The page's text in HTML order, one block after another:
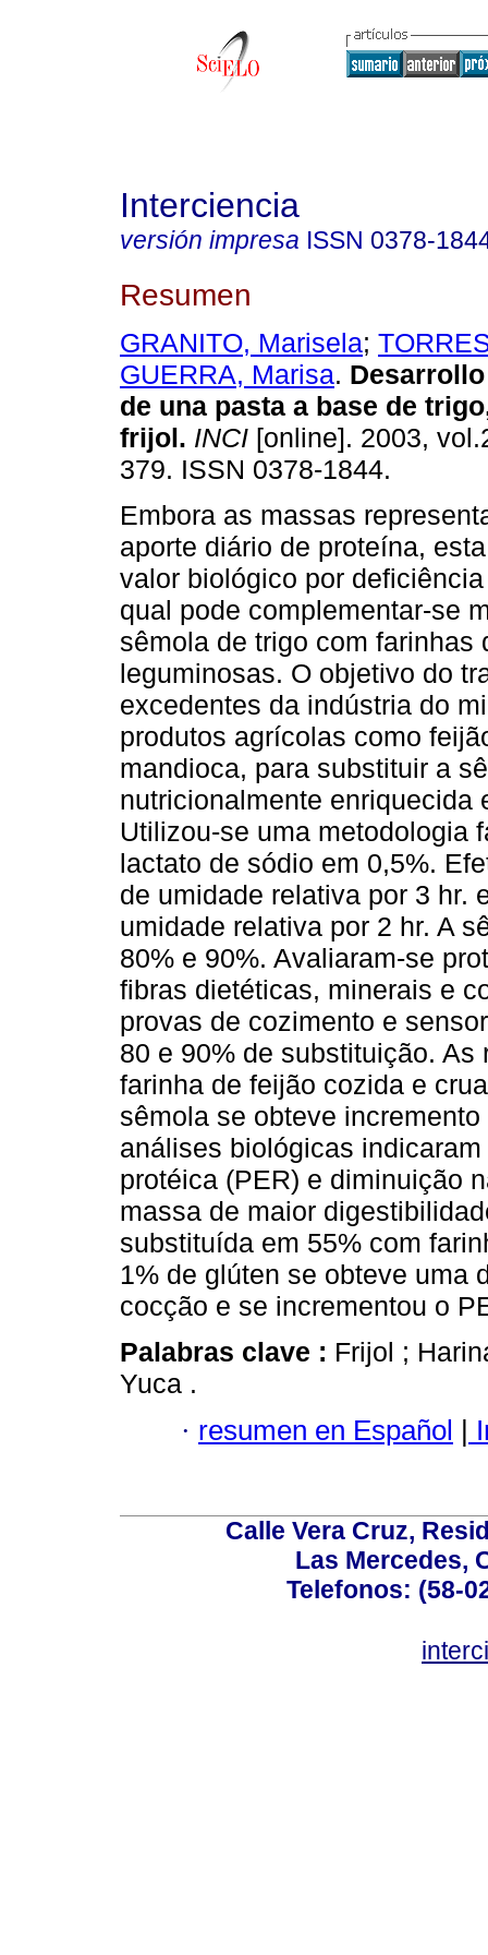
Interciencia
versión impresa ISSN 0378-
Resumen
GRANITO, Marisela;
GUERRA, Marisa.
de una pasta a base de
frijol. INCI [online]. 2003,
379. ISSN 0378-1844.
Embora as massas
aporte diário de proteína,
valor biológico por
qual pode complementar-se
sêmola de trigo com farinhas
leguminosas. O objetivo do
excedentes da indústria do
produtos agrícolas como
mandioca, para substituir a
nutricionalmente enriquecida
Utilizou-se uma metodologia
lactato de sódio em 0,5%.
de umidade relativa por 3 hr.
umidade relativa por 2 hr. A
80% e 90%. Avaliaram-se
fibras dietéticas, minerais e
provas de cozimento e
80 e 90% de substituição.
farinha de feijão cozida e
sêmola se obteve
análises biológicas
protéica (PER) e diminuição
massa de maior
substituída em 55% com
1% de glúten se obteve uma
cocção e se incrementou o
Palabras clave : Frijol ;
Yuca .
· resumen en Español |
Calle Vera Cruz,
Las Mercedes,
Telefonos: (58-